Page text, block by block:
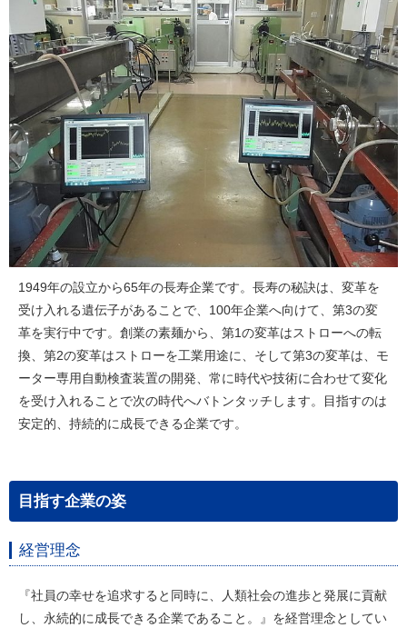
1949年の設立から65年の長寿企業です。長寿の秘訣は、変革を
受け入れる遺伝子があることで、100年企業へ向けて、第3の変
革を実行中です。創業の素麺から、第1の変革はストローへの転
換、第2の変革はストローを工業用途に、そして第3の変革は、モ
ーター専用自動検査装置の開発、常に時代や技術に合わせて変化
を受け入れることで次の時代へバトンタッチします。目指すのは
安定的、持続的に成長できる企業です。
目指す企業の姿
経営理念
『社員の幸せを追求すると同時に、人類社会の進歩と発展に貢献
し、永続的に成長できる企業であること。』を経営理念としてい